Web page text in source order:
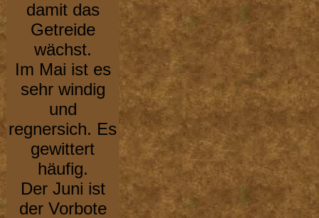
damit das
Getreide
wächst.
Im Mai ist es
sehr windig
und
regnersich. Es
gewittert
häufig.
Der Juni ist
der Vorbote